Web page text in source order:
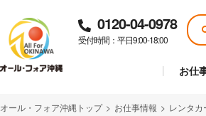
0120-04-0978
受付時間：平日9:00-18:00
お仕
オール・フォア沖縄トップ > お仕事情報 > レンタ